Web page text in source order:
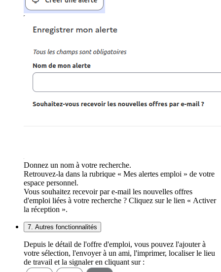
Donnez un nom à votre recherche.
Retrouvez-la dans la rubrique « Mes alertes emploi » de votre
espace personnel.
Vous souhaitez recevoir par e-mail les nouvelles offres
d'emploi liées à votre recherche ? Cliquez sur le lien « Activer
la réception ».
7. Autres fonctionnalités
Depuis le détail de l'offre d'emploi, vous pouvez l'ajouter à
votre sélection, l'envoyer à un ami, l'imprimer, localiser le lieu
de travail et la signaler en cliquant sur :